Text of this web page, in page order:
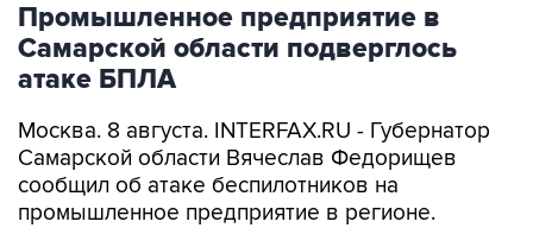
Промышленное предприятие в
Самарской области подверглось
атаке БПЛА
Москва. 8 августа. INTERFAX.RU - Губернатор
Самарской области Вячеслав Федорищев
сообщил об атаке беспилотников на
промышленное предприятие в регионе.